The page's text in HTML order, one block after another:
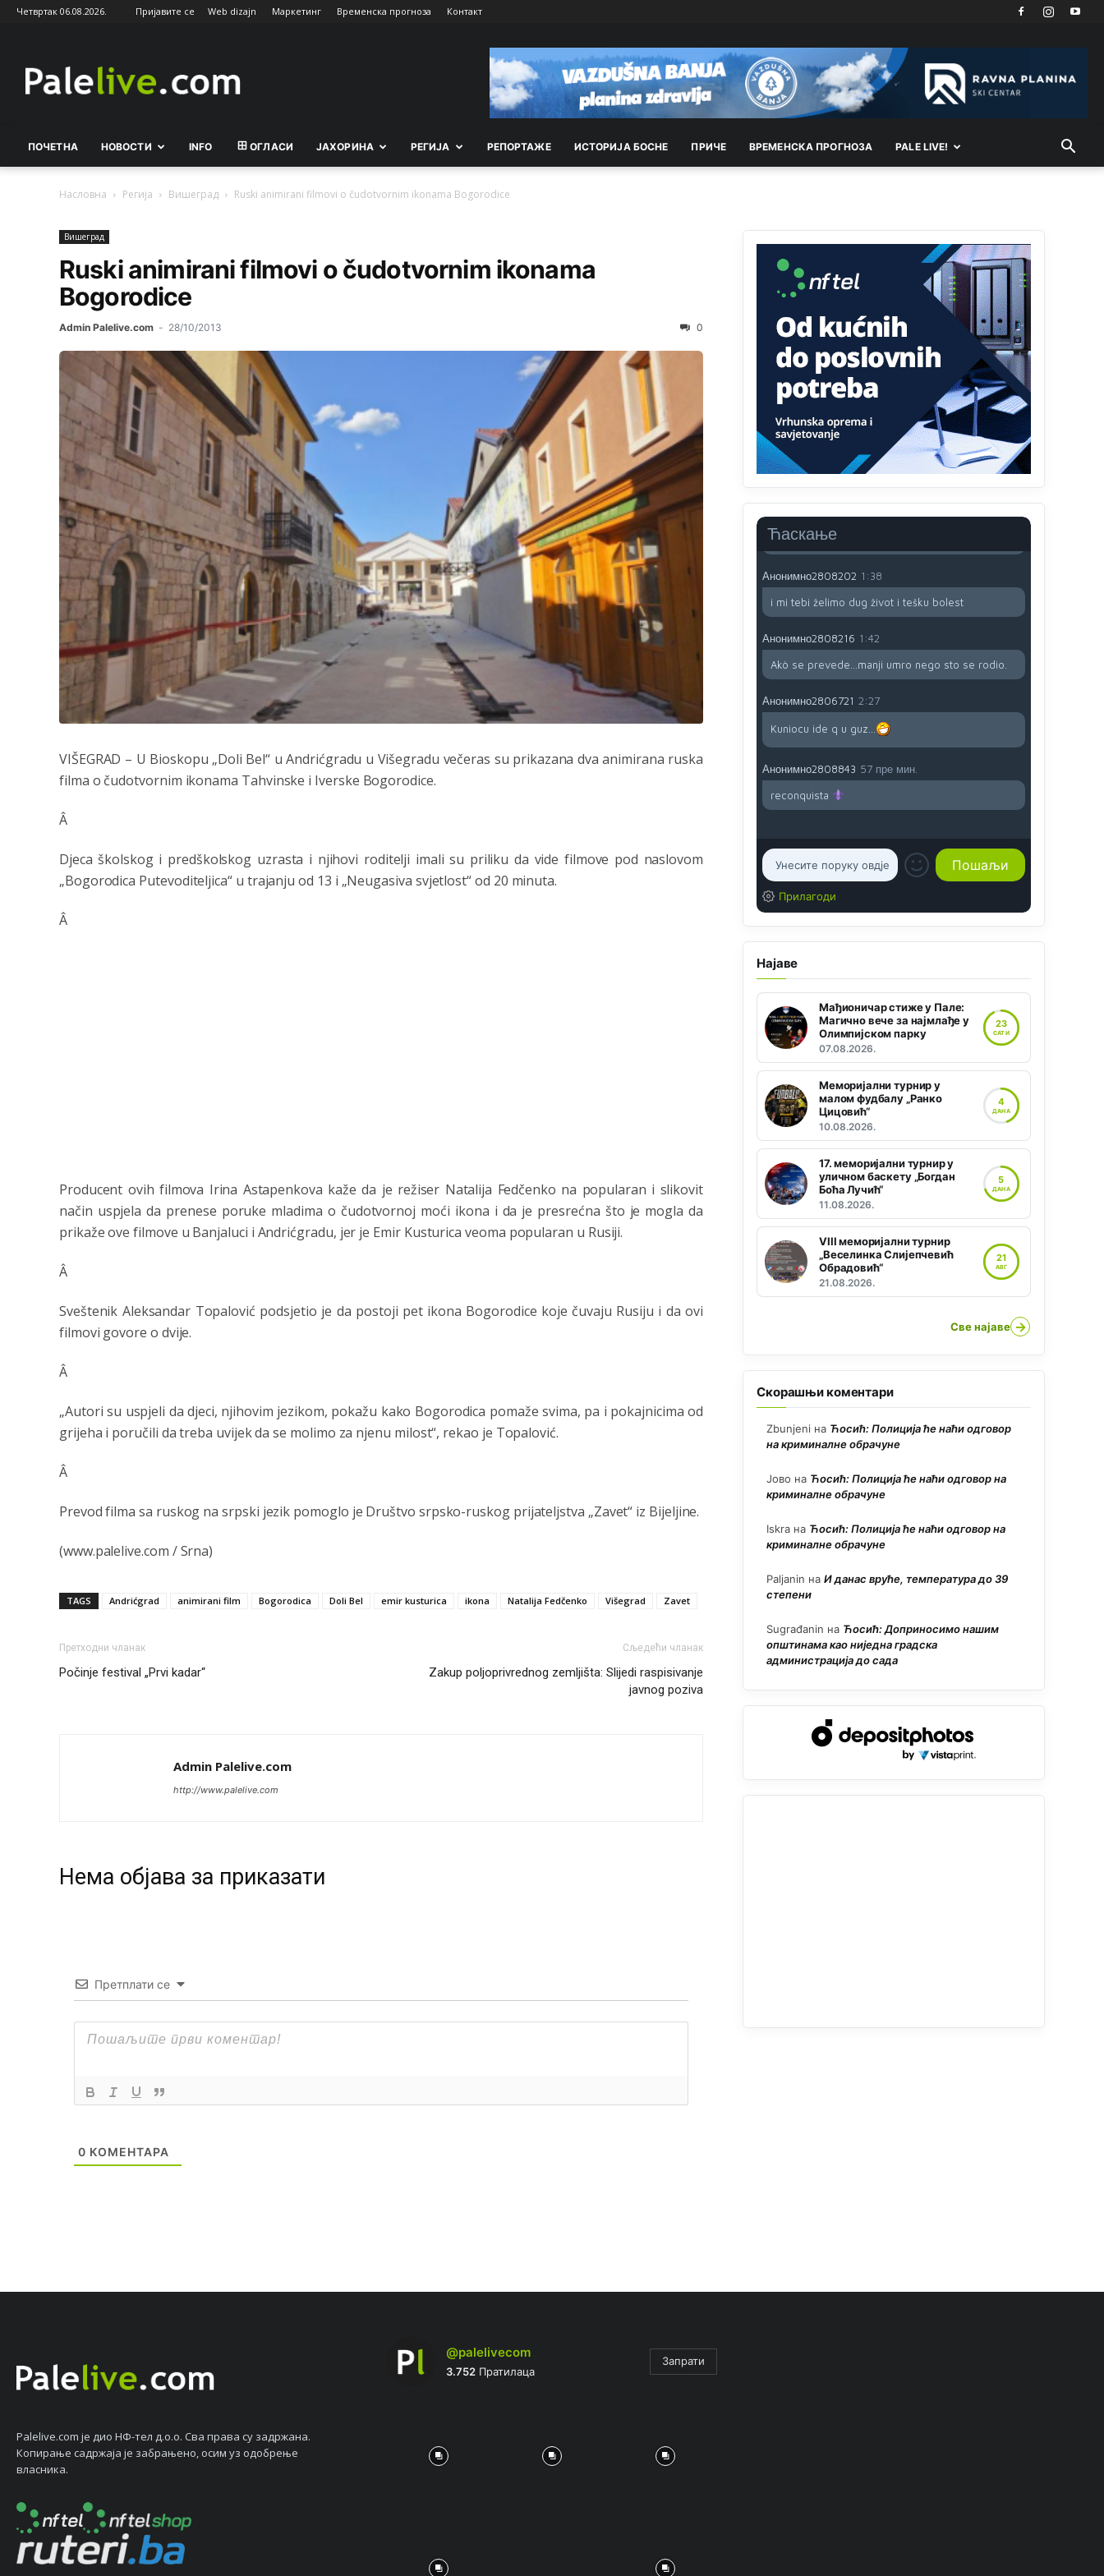
Четвртак 06.08.2026. Пријавите се Web dizajn Маркетинг Временска прогноза Контакт
ПОЧЕТНА НОВОСТИ INFO ОГЛАСИ ЈАХОРИНА РEГИЈА РEПОРТАЖE ИСТОРИЈА БОСНЕ ПРИЧЕ ВРEМEНСКА ПРОГНОЗА PALE LIVE!
Насловна Регија Вишeград Ruski animirani filmovi o čudotvornim ikonama Bogorodice
Вишeград
Ruski animirani filmovi o čudotvornim ikonama
Bogorodice
Admin Palelive.com - 28/10/2013 0
VIŠEGRAD – U Bioskopu „Doli Bel“ u Andrićgradu u Višegradu večeras su prikazana dva animirana ruska
filma o čudotvornim ikonama Tahvinske i Iverske Bogorodice.
Â
Djeca školskog i predškolskog uzrasta i njihovi roditelji imali su priliku da vide filmove pod naslovom
„Bogorodica Putevoditeljica“ u trajanju od 13 i „Neugasiva svjetlost“ od 20 minuta.
Â
Producent ovih filmova Irina Astapenkova kaže da je režiser Natalija Fedčenko na popularan i slikovit
način uspjela da prenese poruke mladima o čudotvornoj moći ikona i da je presrećna što je mogla da
prikaže ove filmove u Banjaluci i Andrićgradu, jer je Emir Kusturica veoma popularan u Rusiji.
Â
Sveštenik Aleksandar Topalović podsjetio je da postoji pet ikona Bogorodice koje čuvaju Rusiju i da ovi
filmovi govore o dvije.
Â
„Autori su uspjeli da djeci, njihovim jezikom, pokažu kako Bogorodica pomaže svima, pa i pokajnicima od
grijeha i poručili da treba uvijek da se molimo za njenu milost“, rekao je Topalović.
Â
Prevod filma sa ruskog na srpski jezik pomoglo je Društvo srpsko-ruskog prijateljstva „Zavet“ iz Bijeljine.
(www.palelive.com / Srna)
TAGS Andrićgrad animirani film Bogorodica Doli Bel emir kusturica ikona Natalija Fedčenko Višegrad Zavet
Претходни чланак
Počinje festival „Prvi kadar“
Сљедећи чланак
Zakup poljoprivrednog zemljišta: Slijedi raspisivanje
javnog poziva
Admin Palelive.com
http://www.palelive.com
Нeма објава за приказати
Претплати се
0 КОМЕНТАРА
Ћаскање
pare a vi se smeškate .Da ne bi možda da vam
šalju poštom a da ne dolaze? Kurko
Анонимно2807791
11:39
Drzi pod kontrolom tri stvari jezik,karakter i
ponasanje...Uzivotu brani tri stvari:cast,prijatelja i
zivota iskljuci tri stvari uvredu,neznanje
zavist.Sve dok si ziv gaji tri stvari
dobrotu,pamet i prijateljstvo!!
Анонимно2806721 12:39
791 BiH nije priznala Kosovo kao nezavisnu
državu jer genocidna tvorevina pravi smetnju a
recimo Srbija je davno
priznala.Na svakom
proizvodu iz Srbije stoji -uvoznik za Kosovo
Анонимно2806721 12:45
Sve i da se nekim čudom vojska Srbije "vrati" na
koga da brani? A imamo vojsku Kosova kojoj
želimo svako dobro i da se što bolje opreme
Анонимно2808202 1:38
i mi tebi želimo dug život i tešku bolest
Анонимно2808216 1:42
Akò se prevede...manji umro nego sto se rodio.
Анонимно2806721 2:27
Kuniocu ide q u guz...
Анонимно2808843 57 пре мин.
reconquista
Прилагоди
Најаве
Мађионичар стиже у Пале:
Магично вече за најмлађе у
Олимпијском парку
07.08.2026.
23
САТИ
Меморијални турнир у
малом фудбалу „Ранко
Цицовић“
10.08.2026.
4
ДАНА
17. меморијални турнир у
уличном баскету „Богдан
Боћа Лучић“
11.08.2026.
5
ДАНА
VIII меморијални турнир
„Веселинка Слијепчевић
Обрадовић“
21.08.2026.
21
АВГ
Све најаве →
Скорашњи коментари
Zbunjeni на Ћосић: Полиција ће наћи одговор
на криминалне обрачуне
Јово на Ћосић: Полиција ће наћи одговор на
криминалне обрачуне
Iskra на Ћосић: Полиција ће наћи одговор на
криминалне обрачуне
Paljanin на И данас вруће, температура до 39
степени
Sugrađanin на Ћосић: Доприносимо нашим
општинама као ниједна градска
администрација до сада
Palelive.com јe дио НФ-тeл д.о.о. Сва права су задржана.
Копирањe садржаја јe забрањeно, осим уз одобрeњe
власника.
@palelivecom
3.752Пратилаца
Запрати